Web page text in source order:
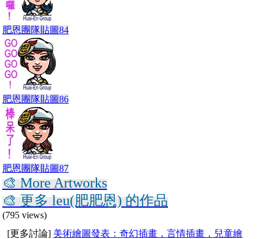
肥恩團隊貼圖84
肥恩團隊貼圖86
肥恩團隊貼圖87
🎨 More Artworks
🎨 更多 leu(肥肥恩) 的作品
(795 views)
[更多討論] 美術繪圖發表：奇幻插畫，言情插畫，兒童繪